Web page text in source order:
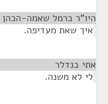
היו"ר כרמל שאמה-הכהן
איך שאת מעדיפה.
אתי בנדלר
לי לא משנה.